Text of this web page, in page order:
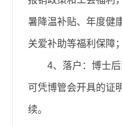
暑降温补贴、年度健
关爱补助等福利保障；
4、落户：博士后
可凭博管会开具的证
续。